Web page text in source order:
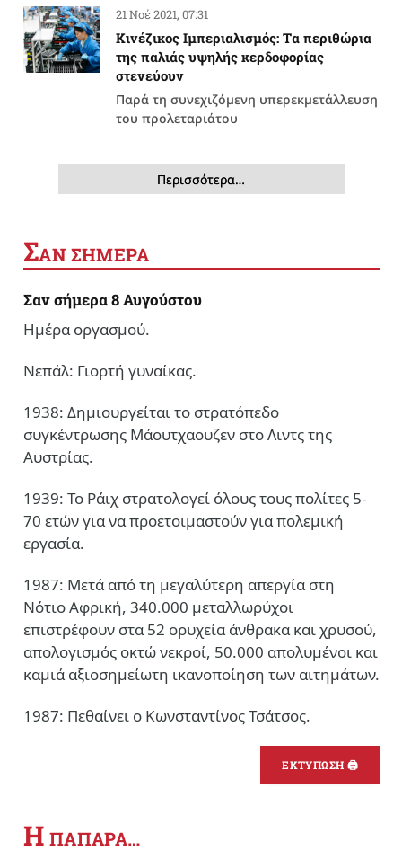
21 Νοέ 2021, 07:31
Κινέζικος Ιμπεριαλισμός: Tα περιθώρια
της παλιάς υψηλής κερδοφορίας
στενεύουν
Παρά τη συνεχιζόμενη υπερεκμετάλλευση
του προλεταριάτου
Περισσότερα…
ΣΑΝ ΣΗΜΕΡΑ
Σαν σήμερα 8 Αυγούστου
Ημέρα οργασμού.
Νεπάλ: Γιορτή γυναίκας.
1938: Δημιουργείται το στρατόπεδο
συγκέντρωσης Μάουτχαουζεν στο Λιντς της
Αυστρίας.
1939: Το Ράιχ στρατολογεί όλους τους πολίτες 5-
70 ετών για να προετοιμαστούν για πολεμική
εργασία.
1987: Μετά από τη μεγαλύτερη απεργία στη
Νότιο Αφρική, 340.000 μεταλλωρύχοι
επιστρέφουν στα 52 ορυχεία άνθρακα και χρυσού,
απολογισμός οκτώ νεκροί, 50.000 απολυμένοι και
καμιά αξιοσημείωτη ικανοποίηση των αιτημάτων.
1987: Πεθαίνει ο Κωνσταντίνος Τσάτσος.
ΕΚΤΥΠΩΣΗ 🖨
Η ΠΑΠΑΡΑ…